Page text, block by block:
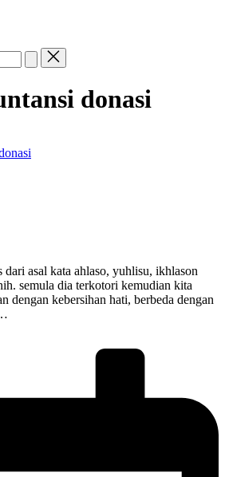
donasi
asal kata ahlaso, yuhlisu, ikhlason
semula dia terkotori kemudian kita
dengan kebersihan hati, berbeda dengan